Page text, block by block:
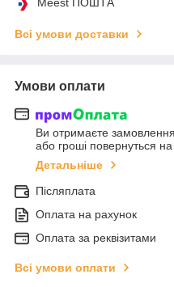
Всі умови доставки
Умови оплати
Ви отримаєте замовлення
або гроші повернуться
Детальніше
Післяплата
Оплата на рахунок
Оплата за реквізитами
Всі умови оплати